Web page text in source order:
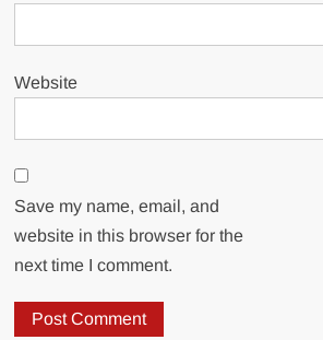
Website
Save my name, email, and
website in this browser for the
next time I comment.